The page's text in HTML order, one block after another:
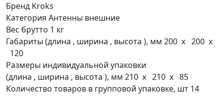
Бренд Kroks
Категория Антенны внешние
Вес брутто 1 кг
Габариты (длина , ширина , высота ), мм 200 x 200 x
120
Размеры индивидуальной упаковки
(длина , ширина , высота ), мм 210 x 210 x 85
Количество товаров в групповой упаковке, шт 14